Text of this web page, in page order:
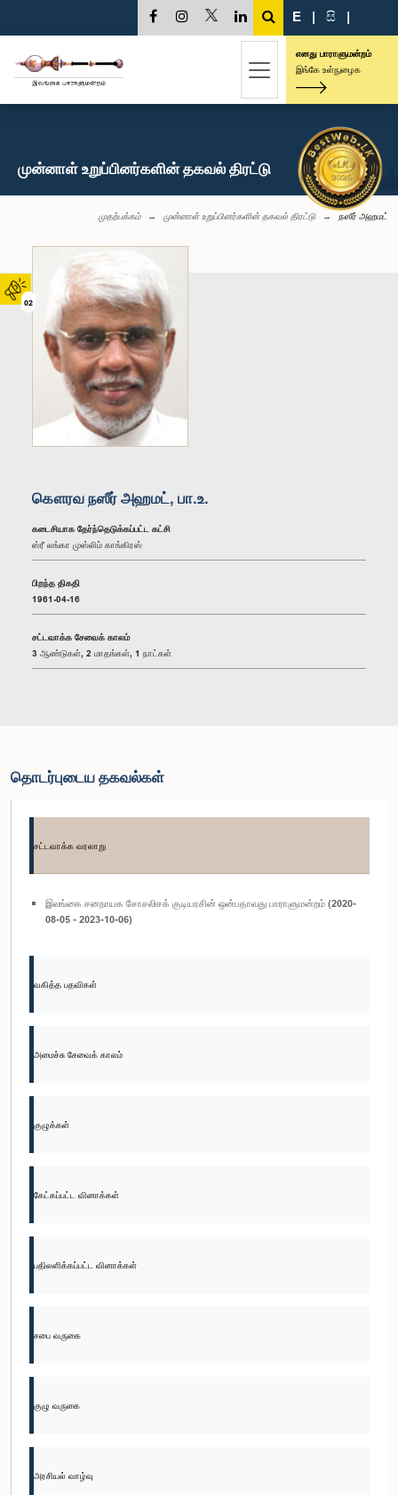
02
E | සි |
எனது பாராளுமன்றம்
இங்கே உள்நுழைக
முன்னாள் உறுப்பினர்களின் தகவல் திரட்டு
முதற்பக்கம் முன்னாள் உறுப்பினர்களின் தகவல் திரட்டு நஸீர் அஹமட்
கௌரவ நஸீர் அஹமட், பா.உ.
கடைசியாக தேர்ந்தெடுக்கப்பட்ட கட்சி
ஸ்ரீ லங்கா முஸ்லிம் காங்கிரஸ்
பிறந்த திகதி
1961-04-16
சட்டவாக்க சேவைக் காலம்
3 ஆண்டுகள், 2 மாதங்கள், 1 நாட்கள்
தொடர்புடைய தகவல்கள்
சட்டவாக்க வரலாறு
இலங்கை சனநாயக சோசலிசக் குடியரசின் ஒன்பதாவது பாராளுமன்றம் (2020-
08-05 - 2023-10-06)
வகித்த பதவிகள்
அமைச்சு சேவைக் காலம்
குழுக்கள்
கேட்கப்பட்ட வினாக்கள்
பதிலளிக்கப்பட்ட வினாக்கள்
சபை வருகை
குழு வருகை
அரசியல் வாழ்வு